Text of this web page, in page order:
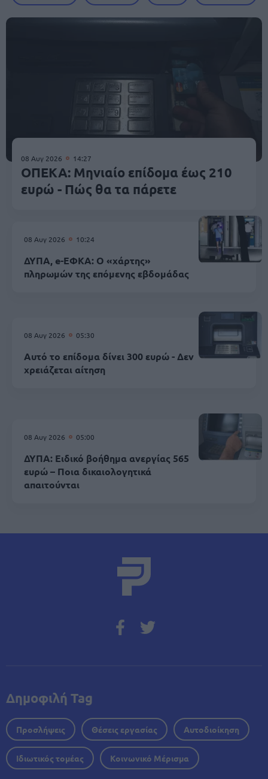
08 Αυγ 2026 14:27
ΟΠΕΚΑ: Μηνιαίο επίδομα έως 210
ευρώ - Πώς θα τα πάρετε
08 Αυγ 2026 10:24
ΔΥΠΑ, e-ΕΦΚΑ: Ο «χάρτης»
πληρωμών της επόμενης εβδομάδας
08 Αυγ 2026 05:30
Αυτό το επίδομα δίνει 300 ευρώ - Δεν
χρειάζεται αίτηση
08 Αυγ 2026 05:00
ΔΥΠΑ: Ειδικό βοήθημα ανεργίας 565
ευρώ – Ποια δικαιολογητικά
απαιτούνται
Δημοφιλή Tag
Προσλήψεις Θέσεις εργασίας Αυτοδιοίκηση
Ιδιωτικός τομέας Κοινωνικό Μέρισμα